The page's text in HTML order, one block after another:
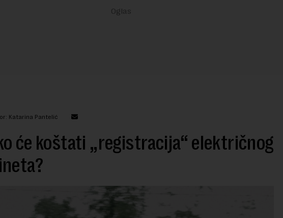
Katarina Pantelić
će koštati „registracija“ električnog